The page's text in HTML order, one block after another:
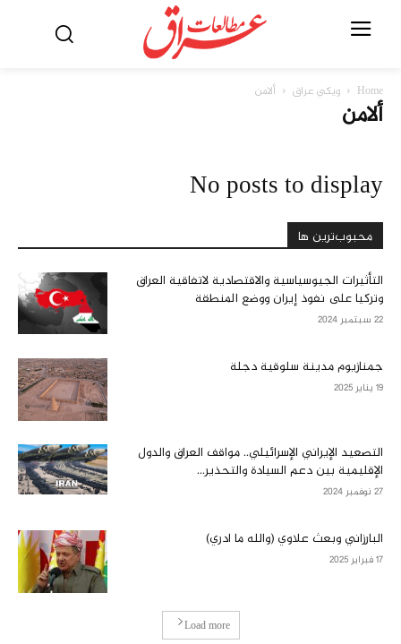
Home ويكي عراق ألامن
ألامن
No posts to display
محبوب‌ترین ها
التأثيرات الجيوسياسية والاقتصادية لاتفاقية العراق
وتركيا على نفوذ إيران ووضع المنطقة
22 سبتمبر 2024
جمنازيوم مدينة سلوقية دجلة
19 يناير 2025
التصعيد الإيراني الإسرائيلي.. مواقف العراق والدول
الإقليمية بين دعم السيادة والتحذير...
27 نوفمبر 2024
البارزاني وبعث علاوي (والله ما ادري)
17 فبراير 2025
Load more